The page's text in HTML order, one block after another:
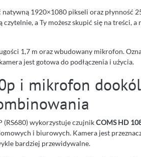
1920×1080 pikseli oraz płynność
a Ty możesz skupić się na treści,
1,7 m oraz wbudowany mikrofon.
jest gotowa do podłączenia i użycia.
i mikrofon
(RS680) wykorzystuje czujnikCOMS HD
i biurowych. Kamera jest
bardziej przewidywalne.